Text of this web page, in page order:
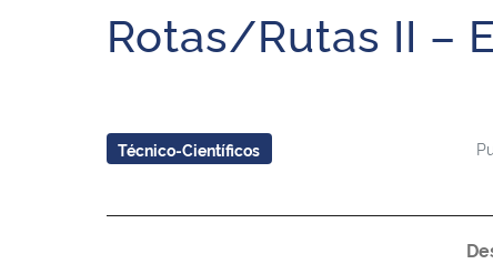
Rotas/Rutas II –
Técnico-Científicos